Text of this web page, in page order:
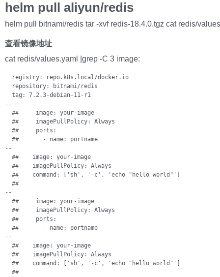
helm pull aliyun/redis
helm pull bitnami/redis tar -xvf redis-18.4.0.tgz cat redis/
查看镜像地址
cat redis/values.yaml |grep -C 3 image:
  registry: repo.k8s.local/docker.io
  repository: bitnami/redis
  tag: 7.2.3-debian-11-r1
--
  ##     image: your-image
  ##     imagePullPolicy: Always
  ##     ports:
  ##       - name: portname
--
  ##    image: your-image
  ##    imagePullPolicy: Always
  ##    command: ['sh', '-c', 'echo "hello world"']
  ##
--
  ##     image: your-image
  ##     imagePullPolicy: Always
  ##     ports:
  ##       - name: portname
--
  ##    image: your-image
  ##    imagePullPolicy: Always
  ##    command: ['sh', '-c', 'echo "hello world"']
  ##